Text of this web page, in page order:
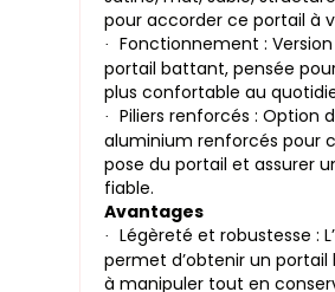
pour accorder ce portail à
·
Fonctionnement :
portail battant, pensée
plus confortable au
·
Piliers renforcés : Option
aluminium renforcés pour
pose du portail et assurer
fiable.
Avantages
·
Légèreté et robustesse :
permet d’obtenir un
à manipuler tout en